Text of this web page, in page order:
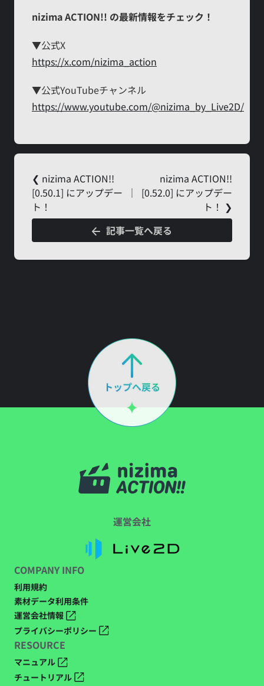
nizima ACTION!! の最新情報をチェック！
▼公式X
https://x.com/nizima_action
▼公式YouTubeチャンネル
https://www.youtube.com/@nizima_by_Live2D/
❮ nizima ACTION!!
[0.50.1] にアップデー
ト！
｜
nizima ACTION!!
[0.52.0] にアップデー
ト！ ❯
記事一覧へ戻る
運営会社
COMPANY INFO
利用規約
素材データ利用条件
運営会社情報
プライバシーポリシー
RESOURCE
マニュアル
チュートリアル